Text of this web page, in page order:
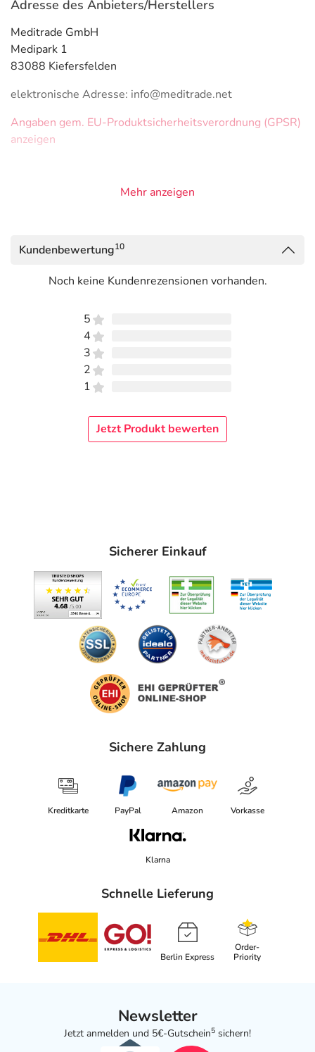
Adresse des Anbieters/Herstellers
Meditrade GmbH
Medipark 1
83088 Kiefersfelden
elektronische Adresse: info@meditrade.net
Angaben gem. EU-Produktsicherheitsverordnung (GPSR)
anzeigen
Mehr anzeigen
Kundenbewertung10
Noch keine Kundenrezensionen vorhanden.
5
4
3
2
1
Jetzt Produkt bewerten
Sicherer Einkauf
Sichere Zahlung
Kreditkarte PayPal Amazon Vorkasse
Klarna
Schnelle Lieferung
Berlin Express
Order-
Priority
Newsletter
Jetzt anmelden und 5€-Gutschein5 sichern!